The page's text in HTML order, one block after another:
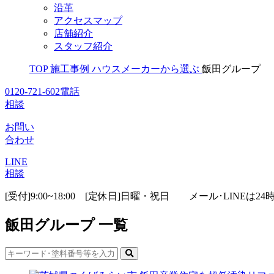
沿革
アクセスマップ
店舗紹介
スタッフ紹介
TOP 施工事例 ハウスメーカーから選ぶ 飯田グループ
0120-721-602電話
相談
お問い
合わせ
LINE
相談
[受付]9:00~18:00 [定休日]日曜・祝日 メール･LINEは24時
飯田グループ 一覧